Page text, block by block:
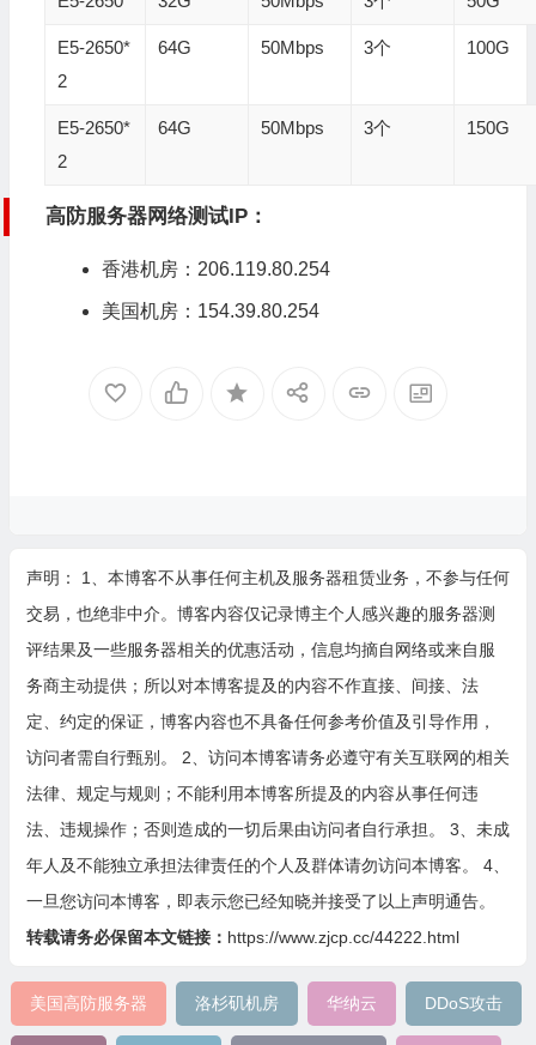
E5-2650*
2
64G 50Mbps 3个 100G
E5-2650*
2
64G 50Mbps 3个 150G
高防服务器网络测试IP：
香港机房：206.119.80.254
美国机房：154.39.80.254
声明： 1、本博客不从事任何主机及服务器租赁业务，不参与任何
交易，也绝非中介。博客内容仅记录博主个人感兴趣的服务器测
评结果及一些服务器相关的优惠活动，信息均摘自网络或来自服
务商主动提供；所以对本博客提及的内容不作直接、间接、法
定、约定的保证，博客内容也不具备任何参考价值及引导作用，
访问者需自行甄别。 2、访问本博客请务必遵守有关互联网的相关
法律、规定与规则；不能利用本博客所提及的内容从事任何违
法、违规操作；否则造成的一切后果由访问者自行承担。 3、未成
年人及不能独立承担法律责任的个人及群体请勿访问本博客。 4、
一旦您访问本博客，即表示您已经知晓并接受了以上声明通告。
转载请务必保留本文链接： https://www.zjcp.cc/44222.html
美国高防服务器 洛杉矶机房 华纳云 DDoS攻击